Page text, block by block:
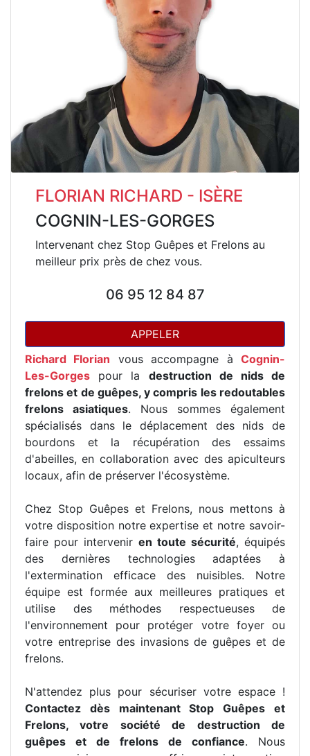
FLORIAN RICHARD - ISÈRE
COGNIN-LES-GORGES
Intervenant chez Stop Guêpes et Frelons au
meilleur prix près de chez vous.
06 95 12 84 87
APPELER
Richard Florian vous accompagne àCognin-
Les-Gorges pour la destruction de nids de
frelons et de guêpes, y compris les redoutables
frelons asiatiques. Nous sommes également
spécialisés dans le déplacement des nids de
bourdons et la récupération des essaims
d'abeilles, en collaboration avec des apiculteurs
locaux, afin de préserver l'écosystème.
Chez Stop Guêpes et Frelons, nous mettons à
votre disposition notre expertise et notre savoir-
faire pour intervenir en toute sécurité, équipés
des dernières technologies adaptées à
l'extermination efficace des nuisibles. Notre
équipe est formée aux meilleures pratiques et
utilise des méthodes respectueuses de
l'environnement pour protéger votre foyer ou
votre entreprise des invasions de guêpes et de
frelons.
N'attendez plus pour sécuriser votre espace !
Contactez dès maintenant Stop Guêpes et
Frelons, votre société de destruction de
guêpes et de frelons de confiance. Nous